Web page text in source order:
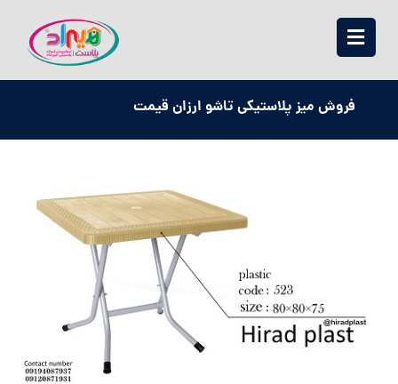
فروش میز پلاستیکی تاشو ارزان قیمت